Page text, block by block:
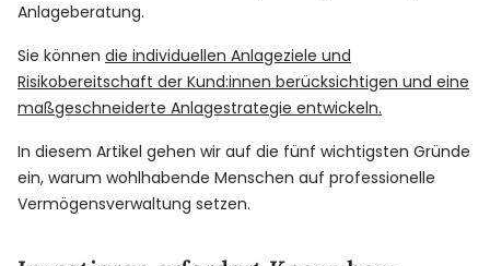
Anlageberatung.
Sie können die individuellen Anlageziele und
Risikobereitschaft der Kund:innen berücksichtigen und eine
maßgeschneiderte Anlagestrategie entwickeln.
In diesem Artikel gehen wir auf die fünf wichtigsten Gründe
ein, warum wohlhabende Menschen auf professionelle
Vermögensverwaltung setzen.